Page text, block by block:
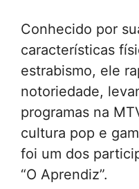
Conhecido por
características
estrabismo, ele
notoriedade,
programas na
cultura pop e
foi um dos
“O Aprendiz”.